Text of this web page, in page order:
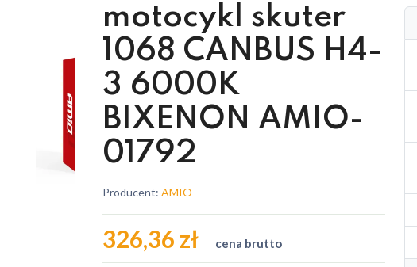
motocykl skuter
1068 CANBUS H4-
3 6000K
BIXENON AMIO-
01792
Producent: AMIO
326,36 zł cena brutto